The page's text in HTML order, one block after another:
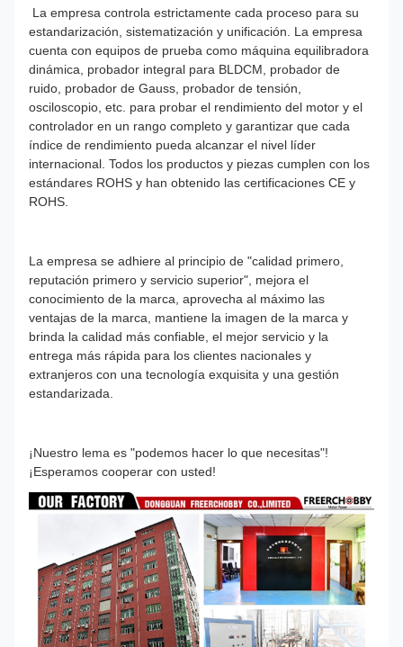
La empresa controla estrictamente cada proceso para su
estandarización, sistematización y unificación. La empresa
cuenta con equipos de prueba como máquina equilibradora
dinámica, probador integral para BLDCM, probador de
ruido, probador de Gauss, probador de tensión,
osciloscopio, etc. para probar el rendimiento del motor y el
controlador en un rango completo y garantizar que cada
índice de rendimiento pueda alcanzar el nivel líder
internacional. Todos los productos y piezas cumplen con los
estándares ROHS y han obtenido las certificaciones CE y
ROHS.
La empresa se adhiere al principio de "calidad primero,
reputación primero y servicio superior", mejora el
conocimiento de la marca, aprovecha al máximo las
ventajas de la marca, mantiene la imagen de la marca y
brinda la calidad más confiable, el mejor servicio y la
entrega más rápida para los clientes nacionales y
extranjeros con una tecnología exquisita y una gestión
estandarizada.
¡Nuestro lema es "podemos hacer lo que necesitas"!
¡Esperamos cooperar con usted!